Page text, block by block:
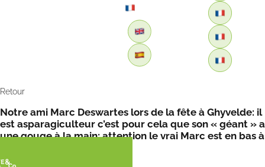
Retour
Notre ami Marc Deswartes lors de la fête à Ghyvelde: il
est asparagiculteur c’est pour cela que son « géant » a
une gouge à la main; attention le vrai Marc est en bas à